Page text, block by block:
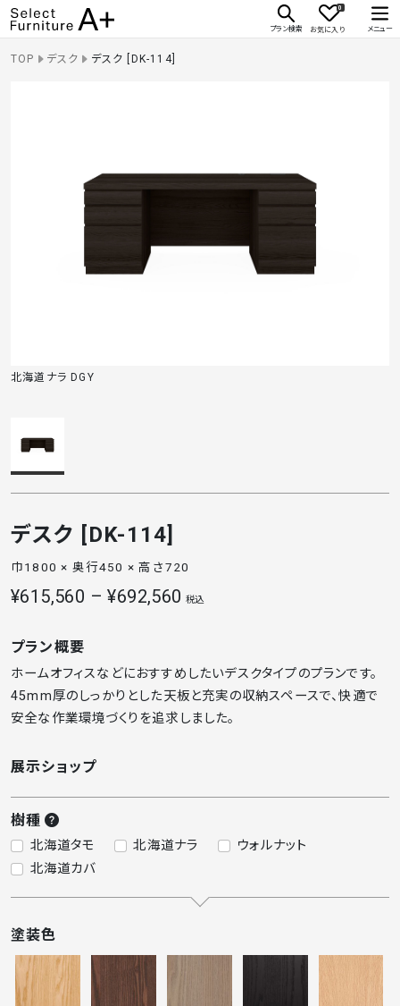
Select Furniture A+
プラン検索 メニュー
0
お気に入り
TOP デスク デスク [DK-114]
北海道ナラ DGY
デスク [DK-114]
巾1800 × 奥行450 × 高さ720
¥615,560 – ¥692,560 税込
プラン概要
ホームオフィスなどにおすすめしたいデスクタイプのプランです。
45mm厚のしっかりとした天板と充実の収納スペースで、快適で
安全な作業環境づくりを追求しました。
展示ショップ
樹種
北海道タモ 北海道ナラ
ウォルナット
北海道カバ
塗装色